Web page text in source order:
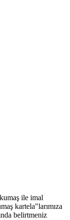
ile imal
kartela"larımıza
belirtmeniz